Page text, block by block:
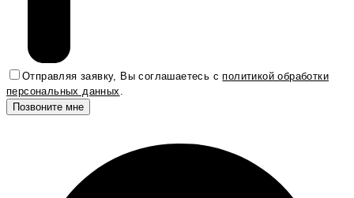
Отправляя заявку, Вы соглашаетесь сполитикой обработки
персональных данных.